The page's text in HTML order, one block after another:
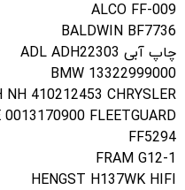
ALCO FF-009
BALDWIN BF7736
چاپ آبی ADL ADH22303
BMW 13322999000
NH 410212453 CHRYSLER
0013170900 FLEETGUARD
FF5294
FRAM G12-1
HENGST H137WK HIFI